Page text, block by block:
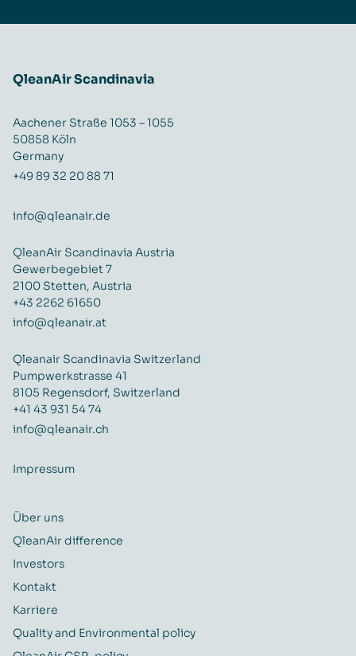
QleanAir Scandinavia
Aachener Straße 1053 – 1055
50858 Köln
Germany
+49 89 32 20 88 71
info@qleanair.de
QleanAir Scandinavia Austria
Gewerbegebiet 7
2100 Stetten, Austria
+43 2262 61650
info@qleanair.at
Qleanair Scandinavia Switzerland
Pumpwerkstrasse 41
8105 Regensdorf, Switzerland
+41 43 931 54 74
info@qleanair.ch
Impressum
Über uns
QleanAir difference
Investors
Kontakt
Karriere
Quality and Environmental policy